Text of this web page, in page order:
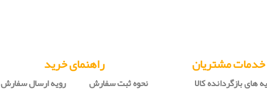
خدمات مشتریان
های بازگردانده کالا
راهنمای خرید
نحوه ثبت سفارش
رویه ارسال سفارش